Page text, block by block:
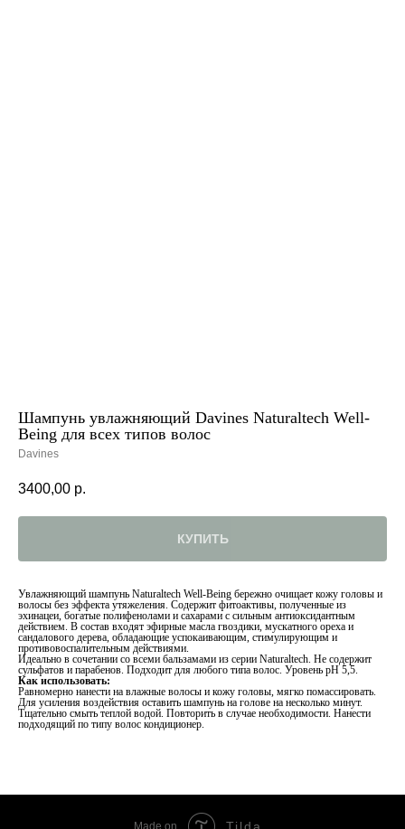
Шампунь увлажняющий Davines Naturaltech Well-
Being для всех типов волос
Davines
3400,00 р.
КУПИТЬ
Увлажняющий шампунь Naturaltech Well-Being бережно очищает кожу головы и
волосы без эффекта утяжеления. Содержит фитоактивы, полученные из
эхинацеи, богатые полифенолами и сахарами с сильным антиоксидантным
действием. В состав входят эфирные масла гвоздики, мускатного ореха и
сандалового дерева, обладающие успокаивающим, стимулирующим и
противовоспалительным действиями.
Идеально в сочетании со всеми бальзамами из серии Naturaltech. Не содержит
сульфатов и парабенов. Подходит для любого типа волос. Уровень pН 5,5.
Как использовать:
Равномерно нанести на влажные волосы и кожу головы, мягко помассировать.
Для усиления воздействия оставить шампунь на голове на несколько минут.
Тщательно смыть теплой водой. Повторить в случае необходимости. Нанести
подходящий по типу волос кондиционер.
Made on